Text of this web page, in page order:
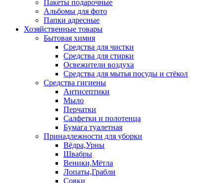
Пакеты подарочные
Альбомы для фото
Папки адресные
Хозяйственные товары
Бытовая химия
Средства для чистки
Средства для стирки
Освежители воздуха
Средства для мытья посуды и стёкол
Средства гигиены
Антисептики
Мыло
Перчатки
Салфетки и полотенца
Бумага туалетная
Принадлежности для уборки
Вёдра,Урны
Швабры
Веники,Мётла
Лопаты,Грабли
Совки